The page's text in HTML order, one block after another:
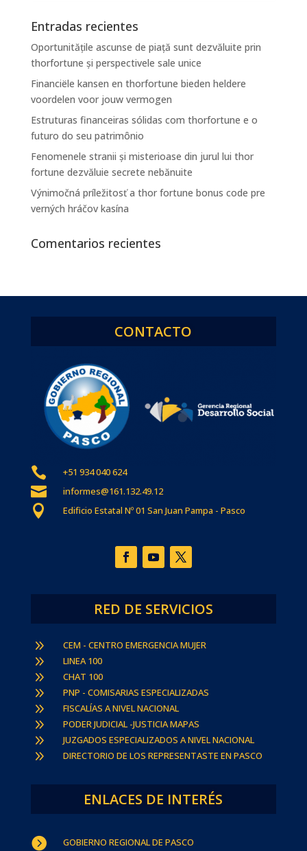
Entradas recientes
Oportunitățile ascunse de piață sunt dezvăluite prin
thorfortune și perspectivele sale unice
Financiële kansen en thorfortune bieden heldere
voordelen voor jouw vermogen
Estruturas financeiras sólidas com thorfortune e o
futuro do seu patrimônio
Fenomenele stranii și misterioase din jurul lui thor
fortune dezvăluie secrete nebănuite
Výnimočná príležitosť a thor fortune bonus code pre
verných hráčov kasína
Comentarios recientes
CONTACTO
 +51 934 040 624
 informes@161.132.49.12
 Edificio Estatal Nº 01 San Juan Pampa - Pasco
RED DE SERVICIOS
9 CEM - CENTRO EMERGENCIA MUJER
9 LINEA 100
9 CHAT 100
9 PNP - COMISARIAS ESPECIALIZADAS
9 FISCALÍAS A NIVEL NACIONAL
9 PODER JUDICIAL -JUSTICIA MAPAS
9 JUZGADOS ESPECIALIZADOS A NIVEL NACIONAL
9 DIRECTORIO DE LOS REPRESENTASTE EN PASCO
ENLACES DE INTERÉS
 GOBIERNO REGIONAL DE PASCO